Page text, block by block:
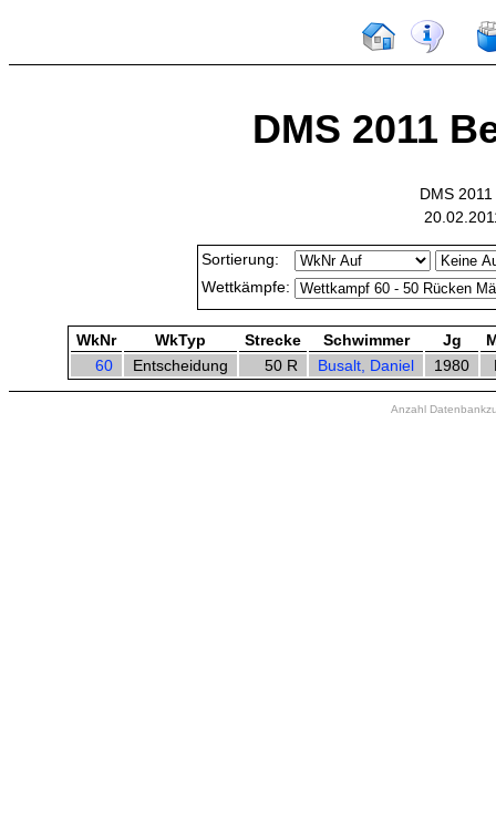
DMS 2011
DMS
Sortierung:
Wettkämpfe:
WkNr WkTyp Strecke Schwimmer Jg
60
Entscheidung 50 R Busalt, Daniel 1980
Anzahl